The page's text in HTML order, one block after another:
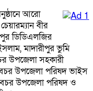
আরো
বীর
ডিডিএলজির
মাদারীপুর ভুমি
উপজেলা সহকারী
উপজেলা পরিষদ ভাইস
উপজেলা পরিষদ ও